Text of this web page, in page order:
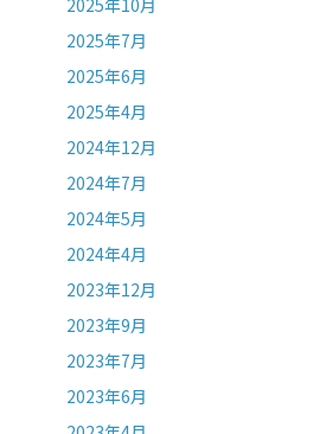
2025年10月
2025年7月
2025年6月
2025年4月
2024年12月
2024年7月
2024年5月
2024年4月
2023年12月
2023年9月
2023年7月
2023年6月